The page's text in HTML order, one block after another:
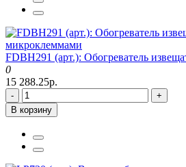
FDBH291 (арт.): Обогреватель
0
15 288.25р.
-
+
В корзину